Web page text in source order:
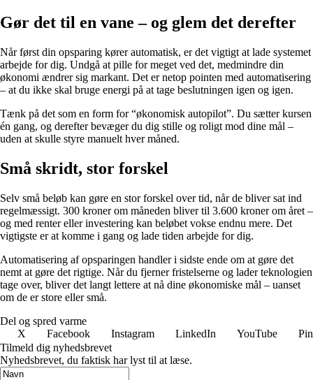
Gør det til en vane – og glem det derefter
Når først din opsparing kører automatisk, er det vigtigt at lade systemet
arbejde for dig. Undgå at pille for meget ved det, medmindre din
økonomi ændrer sig markant. Det er netop pointen med automatisering
– at du ikke skal bruge energi på at tage beslutningen igen og igen.
Tænk på det som en form for “økonomisk autopilot”. Du sætter kursen
én gang, og derefter bevæger du dig stille og roligt mod dine mål –
uden at skulle styre manuelt hver måned.
Små skridt, stor forskel
Selv små beløb kan gøre en stor forskel over tid, når de bliver sat ind
regelmæssigt. 300 kroner om måneden bliver til 3.600 kroner om året –
og med renter eller investering kan beløbet vokse endnu mere. Det
vigtigste er at komme i gang og lade tiden arbejde for dig.
Automatisering af opsparingen handler i sidste ende om at gøre det
nemt at gøre det rigtige. Når du fjerner fristelserne og lader teknologien
tage over, bliver det langt lettere at nå dine økonomiske mål – uanset
om de er store eller små.
Del og spred varme
X
Facebook Instagram LinkedIn YouTube
Tilmeld dig nyhedsbrevet
Nyhedsbrevet, du faktisk har lyst til at læse.